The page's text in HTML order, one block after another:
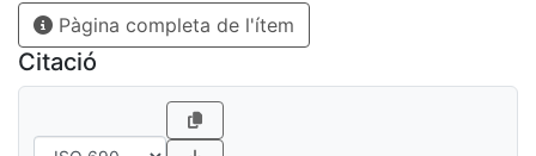
Pàgina completa de l'ítem
Citació